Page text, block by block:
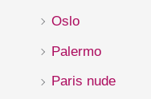
Oslo
Palermo
Paris nude